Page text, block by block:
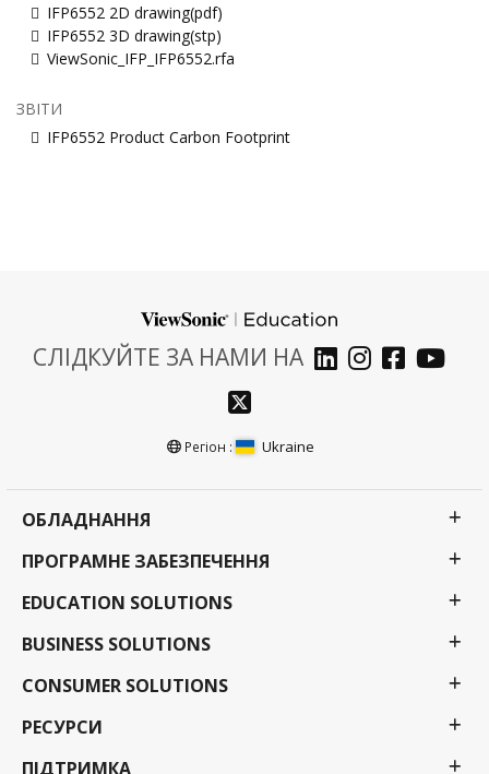
IFP6552 2D drawing(pdf)
IFP6552 3D drawing(stp)
ViewSonic_IFP_IFP6552.rfa
ЗВІТИ
IFP6552 Product Carbon Footprint
СЛІДКУЙТЕ ЗА НАМИ НА
Регіон : Ukraine
ОБЛАДНАННЯ
ПРОГРАМНЕ ЗАБЕЗПЕЧЕННЯ
EDUCATION SOLUTIONS
BUSINESS SOLUTIONS
CONSUMER SOLUTIONS
РЕСУРСИ
ПІДТРИМКА